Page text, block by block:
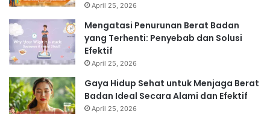
April 25, 2026
Mengatasi Penurunan Berat Badan
yang Terhenti: Penyebab dan Solusi
Efektif
April 25, 2026
Gaya Hidup Sehat untuk Menjaga Berat
Badan Ideal Secara Alami dan Efektif
April 25, 2026